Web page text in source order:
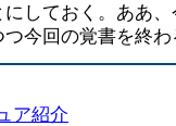
しておく。ああ
今回の覚書を終わ
ア紹介